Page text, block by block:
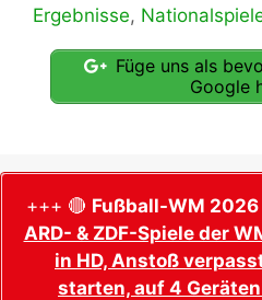
Ergebnisse,
Füge uns als
Google
+++ 🔴 Fußball-WM
ARD- & ZDF-Spiele der
in HD, Anstoß
starten, auf 4